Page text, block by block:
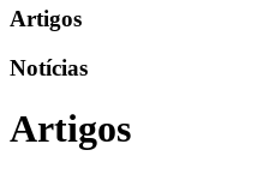
Artigos
Notícias
Artigos